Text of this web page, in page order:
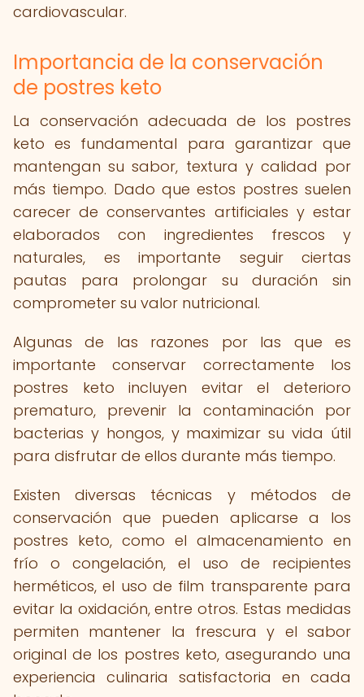
cardiovascular.
Importancia de la conservación
de postres keto
La conservación adecuada de los postres
keto es fundamental para garantizar que
mantengan su sabor, textura y calidad por
más tiempo. Dado que estos postres suelen
carecer de conservantes artificiales y estar
elaborados con ingredientes frescos y
naturales, es importante seguir ciertas
pautas para prolongar su duración sin
comprometer su valor nutricional.
Algunas de las razones por las que es
importante conservar correctamente los
postres keto incluyen evitar el deterioro
prematuro, prevenir la contaminación por
bacterias y hongos, y maximizar su vida útil
para disfrutar de ellos durante más tiempo.
Existen diversas técnicas y métodos de
conservación que pueden aplicarse a los
postres keto, como el almacenamiento en
frío o congelación, el uso de recipientes
herméticos, el uso de film transparente para
evitar la oxidación, entre otros. Estas medidas
permiten mantener la frescura y el sabor
original de los postres keto, asegurando una
experiencia culinaria satisfactoria en cada